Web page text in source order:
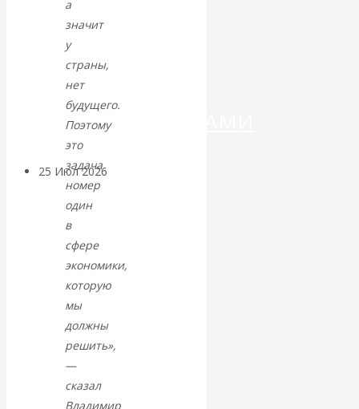
ДЕНЕГ»: КИТАЙ
ВЕДЁТ БОРЬБУ
КРИПТОВАЛЮТАМИ
25 Июл 2026
Валентин
КАтасонов.
Может ли
Америка
покинуть НАТО?
а
значит
у
страны,
нет
будущего.
Поэтому
это
задача
номер
один
в
сфере
экономики,
которую
мы
должны
решить»,
—
сказал
Владимир